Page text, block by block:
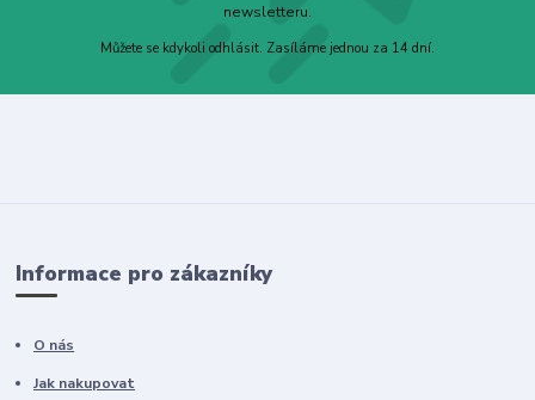
newsletteru.
Můžete se kdykoli odhlásit. Zasíláme jednou za 14 dní.
Informace pro zákazníky
O nás
Jak nakupovat